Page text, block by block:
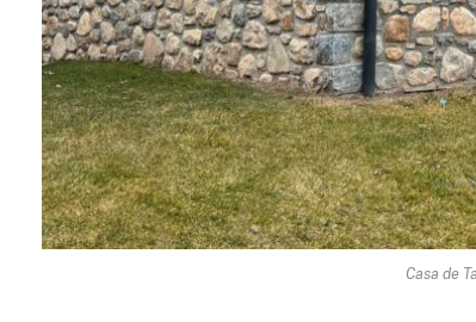
Casa de